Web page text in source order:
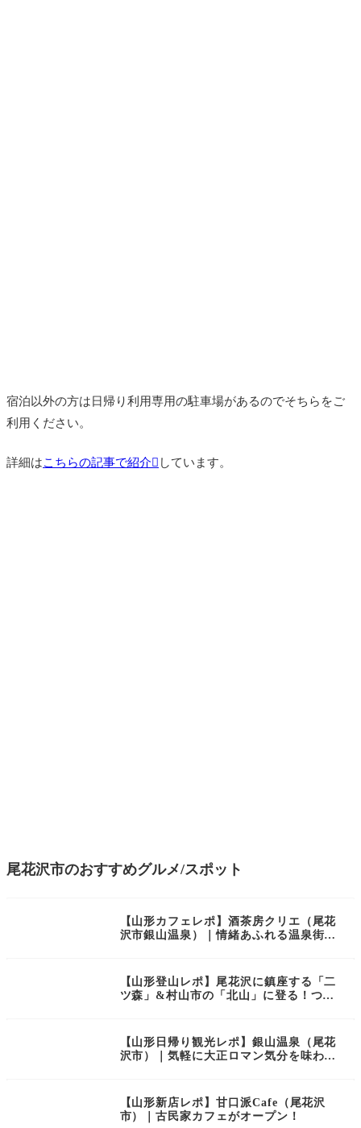
宿泊以外の方は日帰り利用専用の駐車場があるのでそちらをご
利用ください。
詳細はこちらの記事で紹介 しています。
尾花沢市のおすすめグルメ/スポット
【山形カフェレポ】酒茶房クリエ（尾花
沢市銀山温泉）｜情緒あふれる温泉街を
【山形登山レポ】尾花沢に鎮座する「二
ツ森」&村山市の「北山」に登る！つよ
【山形日帰り観光レポ】銀山温泉（尾花
沢市）｜気軽に大正ロマン気分を味わえ
【山形新店レポ】甘口派Cafe（尾花沢
市）｜古民家カフェがオープン！